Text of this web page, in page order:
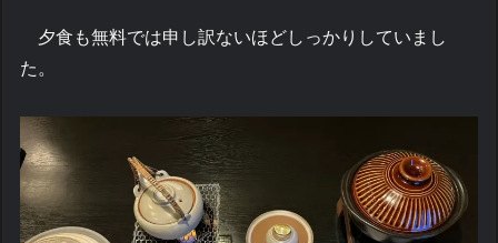
夕食も無料では申し訳ないほどしっかりしていまし
た。